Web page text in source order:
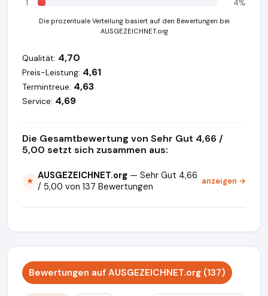
1
4%
Die prozentuale Verteilung basiert auf den Bewertungen bei
AUSGEZEICHNET.org
Qualität: 4,70
Preis-Leistung: 4,61
Termintreue: 4,63
Service: 4,69
Die Gesamtbewertung von Sehr Gut 4,66 /
5,00 setzt sich zusammen aus:
★ AUSGEZEICHNET.org — Sehr Gut 4,66
/ 5,00 von 137 Bewertungen
anzeigen →
Bewertungen auf AUSGEZEICHNET.org (137)